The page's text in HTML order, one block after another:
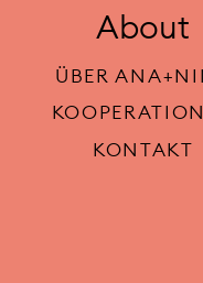
About
ÜBER
KONTAKT